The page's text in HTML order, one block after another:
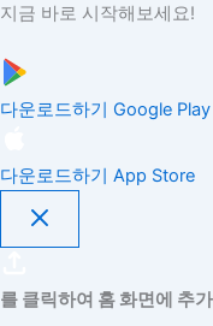
지금 바로 시작해보세요!
다운로드하기 Google Play
다운로드하기 App Store
를 클릭하여 홈 화면에 추